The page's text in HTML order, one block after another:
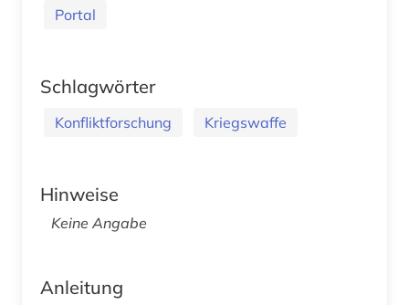
Portal
Schlagwörter
Konfliktforschung Kriegswaffe
Hinweise
Keine Angabe
Anleitung